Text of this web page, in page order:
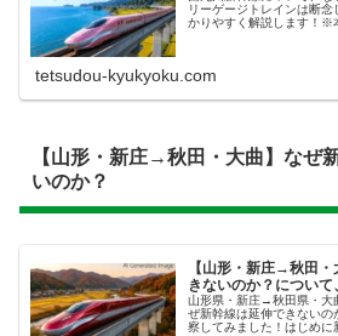
リーゲージトレインは断
かりやすく解説します！※
tetsudou-kyukyoku.com
【山形・新庄→秋田・大曲】なぜ
いのか？
【山形・新庄→秋田
きないのか？について
山形県・新庄→秋田県・大
ぜ新幹線は延伸できない
察してみました！はじめ